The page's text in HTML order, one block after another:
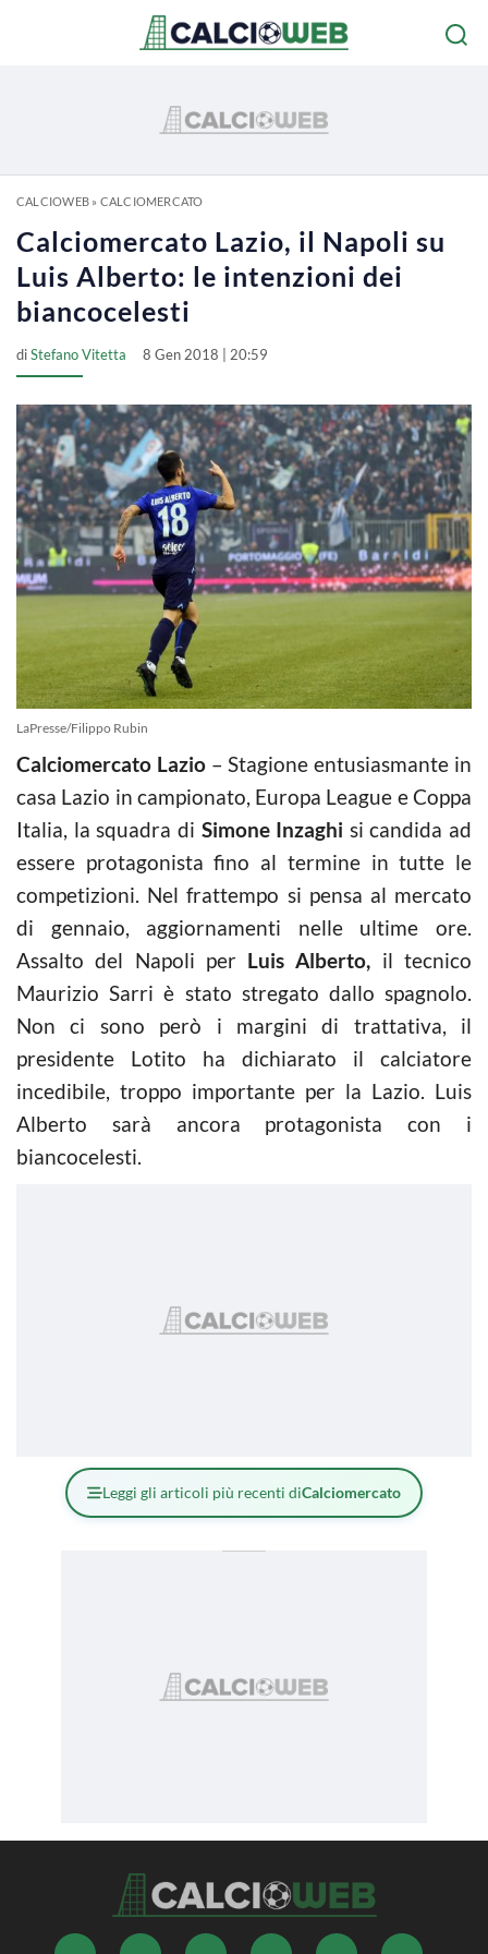
CALCIOWEB» CALCIOMERCATO
Calciomercato Lazio, il Napoli su
Luis Alberto: le intenzioni dei
biancocelesti
diStefano Vitetta 8 Gen 2018 | 20:59
LaPresse/Filippo Rubin
Calciomercato Lazio– Stagione entusiasmante in
casa Lazio in campionato, Europa League e Coppa
Italia, la squadra di Simone Inzaghi si candida ad
essere protagonista fino al termine in tutte le
competizioni. Nel frattempo si pensa al mercato
di gennaio, aggiornamenti nelle ultime ore.
Assalto del Napoli per Luis Alberto, il tecnico
Maurizio Sarri è stato stregato dallo spagnolo.
Non ci sono però i margini di trattativa, il
presidente Lotito ha dichiarato il calciatore
incedibile, troppo importante per la Lazio. Luis
Alberto sarà ancora protagonista con i
biancocelesti.
Leggi gli articoli più recenti diCalciomercato